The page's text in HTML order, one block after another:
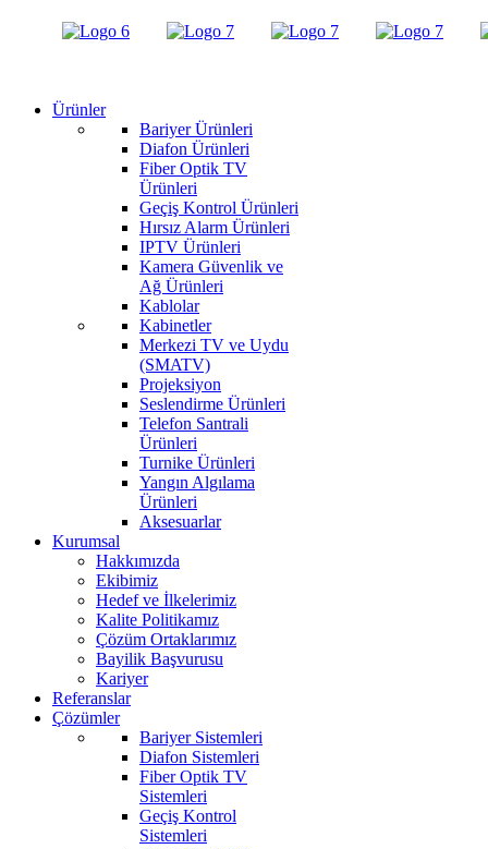
Ürünler
Bariyer Ürünleri
Diafon Ürünleri
Fiber Optik TV
Ürünleri
Geçiş Kontrol Ürünleri
Hırsız Alarm Ürünleri
IPTV Ürünleri
Kamera Güvenlik ve
Ağ Ürünleri
Kablolar
Kabinetler
Merkezi TV ve Uydu
(SMATV)
Projeksiyon
Seslendirme Ürünleri
Telefon Santrali
Ürünleri
Turnike Ürünleri
Yangın Algılama
Ürünleri
Aksesuarlar
Kurumsal
Hakkımızda
Ekibimiz
Hedef ve İlkelerimiz
Kalite Politikamız
Çözüm Ortaklarımız
Bayilik Başvurusu
Kariyer
Referanslar
Çözümler
Bariyer Sistemleri
Diafon Sistemleri
Fiber Optik TV
Sistemleri
Geçiş Kontrol
Sistemleri